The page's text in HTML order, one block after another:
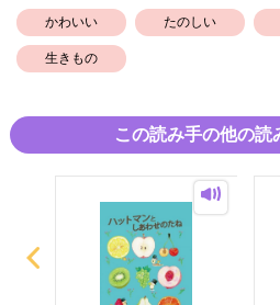
かわいい たのしい
生きもの
この読み手の他の読